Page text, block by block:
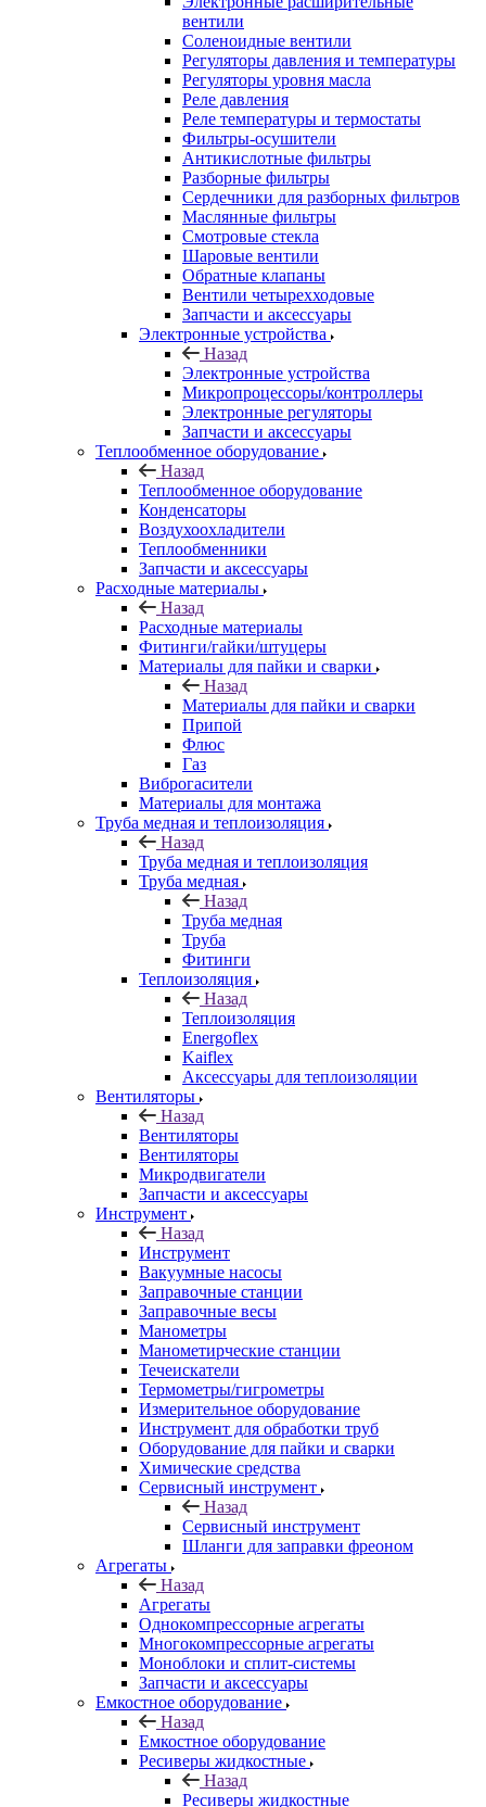
вентили
Соленоидные вентили
Регуляторы давления и температуры
Регуляторы уровня масла
Реле давления
Реле температуры и термостаты
Фильтры-осушители
Антикислотные фильтры
Разборные фильтры
Сердечники для разборных фильтров
Маслянные фильтры
Смотровые стекла
Шаровые вентили
Обратные клапаны
Вентили четырехходовые
Запчасти и аксессуары
Электронные устройства
Назад
Электронные устройства
Микропроцессоры/контроллеры
Электронные регуляторы
Запчасти и аксессуары
Теплообменное оборудование
Назад
Теплообменное оборудование
Конденсаторы
Воздухоохладители
Теплообменники
Запчасти и аксессуары
Расходные материалы
Назад
Расходные материалы
Фитинги/гайки/штуцеры
Материалы для пайки и сварки
Назад
Материалы для пайки и сварки
Припой
Флюс
Газ
Виброгасители
Материалы для монтажа
Труба медная и теплоизоляция
Назад
Труба медная и теплоизоляция
Труба медная
Назад
Труба медная
Труба
Фитинги
Теплоизоляция
Назад
Теплоизоляция
Energoflex
Kaiflex
Аксессуары для теплоизоляции
Вентиляторы
Назад
Вентиляторы
Вентиляторы
Микродвигатели
Запчасти и аксессуары
Инструмент
Назад
Инструмент
Вакуумные насосы
Заправочные станции
Заправочные весы
Манометры
Манометирческие станции
Течеискатели
Термометры/гигрометры
Измерительное оборудование
Инструмент для обработки труб
Оборудование для пайки и сварки
Химические средства
Сервисный инструмент
Назад
Сервисный инструмент
Шланги для заправки фреоном
Агрегаты
Назад
Агрегаты
Однокомпрессорные агрегаты
Многокомпрессорные агрегаты
Моноблоки и сплит-системы
Запчасти и аксессуары
Емкостное оборудование
Назад
Емкостное оборудование
Ресиверы жидкостные
Назад
Ресиверы жидкостные